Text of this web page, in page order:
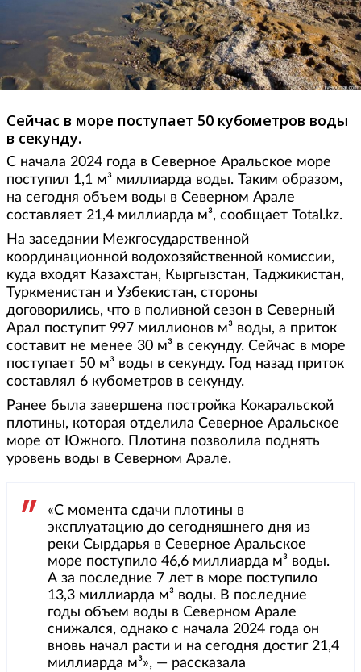
Сейчас в море поступает 50 кубометров воды
в секунду.
С начала 2024 года в Северное Аральское море
поступил 1,1 м³ миллиарда воды. Таким образом,
на сегодня объем воды в Северном Арале
составляет 21,4 миллиарда м³, сообщает Total.kz.
На заседании Межгосударственной
координационной водохозяйственной комиссии,
куда входят Казахстан, Кыргызстан, Таджикистан,
Туркменистан и Узбекистан, стороны
договорились, что в поливной сезон в Северный
Арал поступит 997 миллионов м³ воды, а приток
составит не менее 30 м³ в секунду. Сейчас в море
поступает 50 м³ воды в секунду. Год назад приток
составлял 6 кубометров в секунду.
Ранее была завершена постройка Кокаральской
плотины, которая отделила Северное Аральское
море от Южного. Плотина позволила поднять
уровень воды в Северном Арале.
«С момента сдачи плотины в
эксплуатацию до сегодняшнего дня из
реки Сырдарья в Северное Аральское
море поступило 46,6 миллиарда м³ воды.
А за последние 7 лет в море поступило
13,3 миллиарда м³ воды. В последние
годы объем воды в Северном Арале
снижался, однако с начала 2024 года он
вновь начал расти и на сегодня достиг 21,4
миллиарда м³», — рассказала